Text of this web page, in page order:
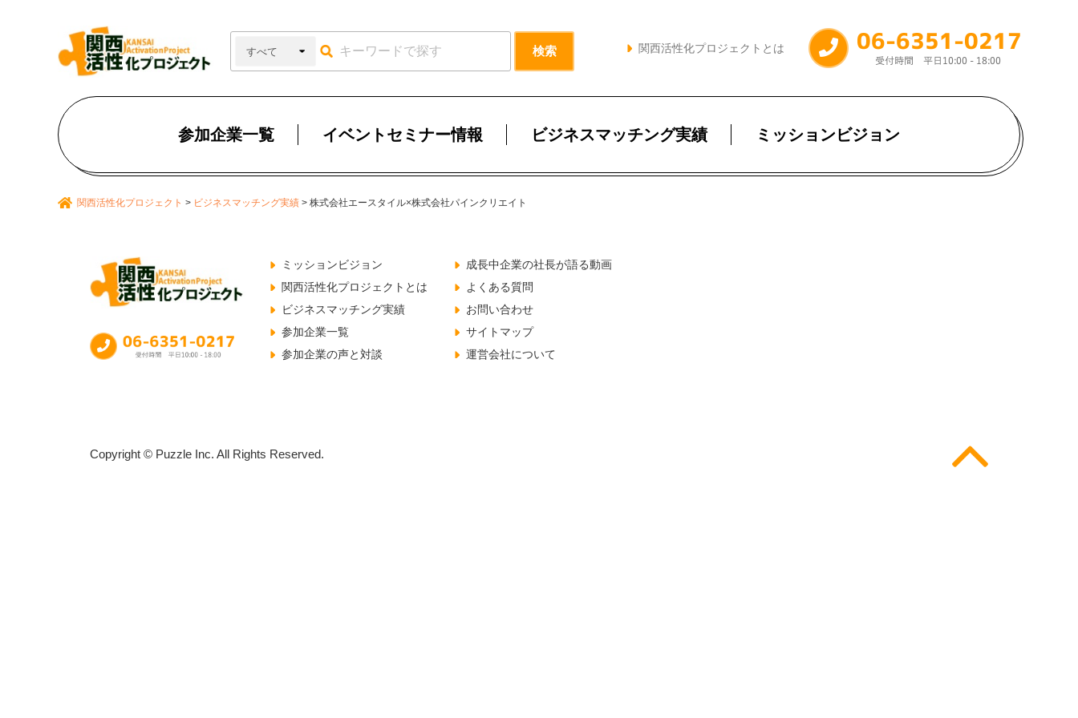
関西活性化プロジェクトとは
参加企業一覧 イベントセミナー情報 ビジネスマッチング実績 ミッションビジョン
関西活性化プロジェクト > ビジネスマッチング実績 > 株式会社エースタイル×株式会社パインクリエイト
ミッションビジョン
関西活性化プロジェクトとは
ビジネスマッチング実績
参加企業一覧
参加企業の声と対談
成長中企業の社長が語る動画
よくある質問
お問い合わせ
サイトマップ
運営会社について
Copyright © Puzzle Inc. All Rights Reserved.